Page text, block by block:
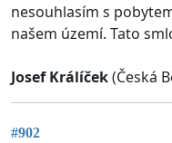
nesouhlasím s
našem území. Tato
Josef Králíček(Česká
#902